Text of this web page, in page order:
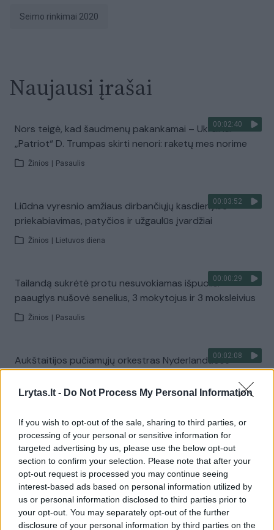
Lrytas.lt - Do Not Process My Personal Information
If you wish to opt-out of the sale, sharing to third parties, or
processing of your personal or sensitive information for
targeted advertising by us, please use the below opt-out
section to confirm your selection. Please note that after your
opt-out request is processed you may continue seeing
interest-based ads based on personal information utilized by
us or personal information disclosed to third parties prior to
your opt-out. You may separately opt-out of the further
disclosure of your personal information by third parties on the
Seimo rinkimai 2020
Naujausi įrašai
00:02:40
Nors teigė, kad šaudmenų pakankamai – Ukrainai
„Patriot“ D. Trumpas skirti nenori: raketų mes norime
Žinios Pasaulis
00:03:52
Liūdna vyresnio amžiaus dirbančiųjų kasdienybė –
priekabiavimas, patyčios ir užgaulūs įvardžiai
Žinios Lietuvos diena
00:00:29
Tailandą sukrėtė protu nesuvokiamas išpuolis:
paauglys nušovė senelius, 3 mokytojus ir 3 moksleivius
Žinios Pasaulis
00:02:08
Aukštaitijos pučiamųjų orkestras Nyderlanduose
Žinios | Lietuvos diena
Visi įrašai
Žiūrimiausi įrašai